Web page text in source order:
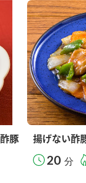
豚 揚げない酢
20 分